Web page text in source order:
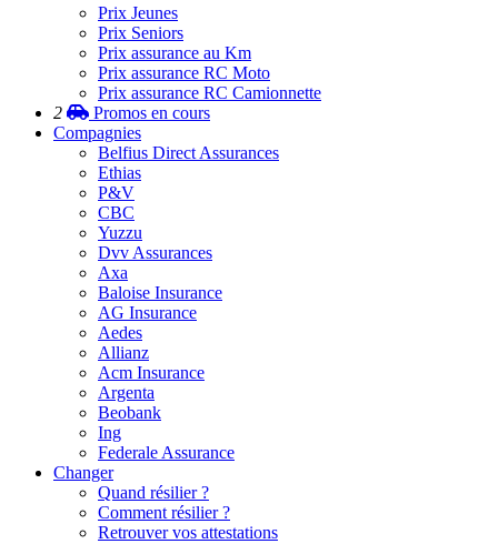
Prix Jeunes
Prix Seniors
Prix assurance au Km
Prix assurance RC Moto
Prix assurance RC Camionnette
2
Promos en cours
Compagnies
Belfius Direct Assurances
Ethias
P&V
CBC
Yuzzu
Dvv Assurances
Axa
Baloise Insurance
AG Insurance
Aedes
Allianz
Acm Insurance
Argenta
Beobank
Ing
Federale Assurance
Changer
Quand résilier ?
Comment résilier ?
Retrouver vos attestations